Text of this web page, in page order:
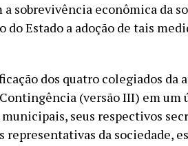
a sobrevivência econômica da
do Estado a adoção de tais
dos quatro colegiados da
(versão III) em um
seus respectivos
representativas da sociedade,